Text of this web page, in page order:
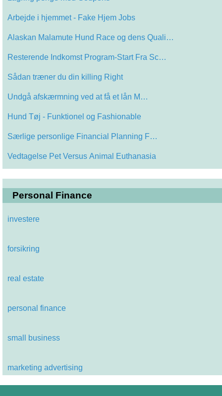
Arbejde i hjemmet - Fake Hjem Jobs
Alaskan Malamute Hund Race og dens Quali…
Resterende Indkomst Program-Start Fra Sc…
Sådan træner du din killing Right
Undgå afskærmning ved at få et lån M…
Hund Tøj - Funktionel og Fashionable
Særlige personlige Financial Planning F…
Vedtagelse Pet Versus Animal Euthanasia
Personal Finance
investere
forsikring
real estate
personal finance
small business
marketing advertising